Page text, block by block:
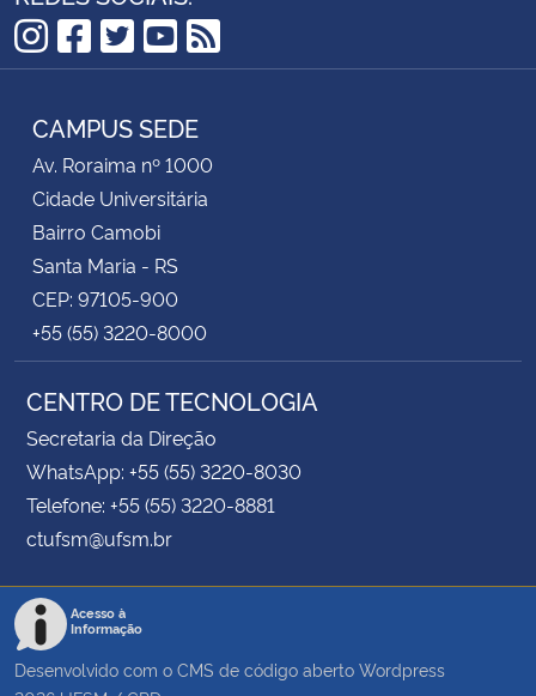
Instagram
Facebook
Twitter
YouTube
RSS
CAMPUS SEDE
Av. Roraima nº 1000
Cidade Universitária
Bairro Camobi
Santa Maria - RS
CEP: 97105-900
+55 (55) 3220-8000
CENTRO DE TECNOLOGIA
Secretaria da Direção
WhatsApp: +55 (55) 3220-8030
Telefone: +55 (55) 3220-8881
ctufsm@ufsm.br
Acesso à
Informação
Desenvolvido com o CMS de código aberto Wordpress